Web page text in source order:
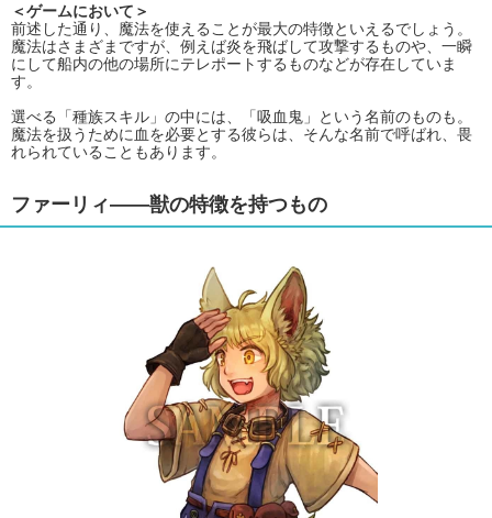
＜ゲームにおいて＞
前述した通り、魔法を使えることが最大の特徴といえるでしょう。
魔法はさまざまですが、例えば炎を飛ばして攻撃するものや、一瞬
にして船内の他の場所にテレポートするものなどが存在していま
す。
選べる「種族スキル」の中には、「吸血鬼」という名前のものも。
魔法を扱うために血を必要とする彼らは、そんな名前で呼ばれ、畏
れられていることもあります。
ファーリィ――獣の特徴を持つもの